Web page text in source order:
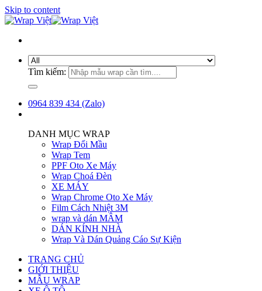
Skip to content
Tìm kiếm:
0964 839 434 (Zalo)
DANH MỤC WRAP
Wrap Đổi Mầu
Wrap Tem
PPF Oto Xe Máy
Wrap Choá Đèn
XE MÁY
Wrap Chrome Oto Xe Máy
Film Cách Nhiệt 3M
wrap và dán MÂM
DÁN KÍNH NHÀ
Wrap Và Dán Quảng Cáo Sự Kiện
TRANG CHỦ
GIỚI THIỆU
MẪU WRAP